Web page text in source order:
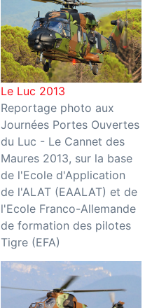
Le Luc 2013
Reportage photo aux
Journées Portes Ouvertes
du Luc - Le Cannet des
Maures 2013, sur la base
de l'Ecole d'Application
de l'ALAT (EAALAT) et de
l'Ecole Franco-Allemande
de formation des pilotes
Tigre (EFA)